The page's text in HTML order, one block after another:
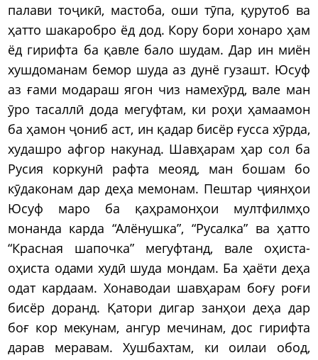
палави тоҷикӣ, мастоба, оши тӯпа, қурутоб ва
ҳатто шакаробро ёд дод. Кору бори хонаро ҳам
ёд гирифта ба қавле бало шудам. Дар ин миён
хушдоманам бемор шуда аз дунё гузашт. Юсуф
аз ғами модараш ягон чиз намехӯрд, вале ман
ӯро тасаллӣ дода мегуфтам, ки роҳи ҳамаамон
ба ҳамон ҷониб аст, ин қадар бисёр ғусса хӯрда,
худашро афгор накунад. Шавҳарам ҳар сол ба
Русия коркунӣ рафта меояд, ман бошам бо
кӯдаконам дар деҳа мемонам. Пештар ҷиянҳои
Юсуф маро ба қаҳрамонҳои мултфилмҳо
монанда карда “Алёнушка”, “Русалка” ва ҳатто
“Красная шапочка” мегуфтанд, вале оҳиста-
оҳиста одами худӣ шуда мондам. Ба ҳаёти деҳа
одат кардаам. Хонаводаи шавҳарам боғу роғи
бисёр доранд. Қатори дигар занҳои деҳа дар
боғ кор мекунам, ангур мечинам, дос гирифта
дарав меравам. Хушбахтам, ки оилаи обод,